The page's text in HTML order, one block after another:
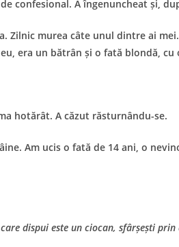
confesional. A îngenuncheat și,
murea câte unul dintre ai
era un bătrân și o fată blondă,
hotărât. A căzut răsturnându-se.
Am ucis o fată de 14 ani, o
dispui este un ciocan, sfârșești